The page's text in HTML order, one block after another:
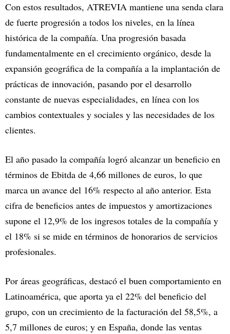
Con estos resultados, ATREVIA mantiene una senda clara
de fuerte progresión a todos los niveles, en la línea
histórica de la compañía. Una progresión basada
fundamentalmente en el crecimiento orgánico, desde la
expansión geográfica de la compañía a la implantación de
prácticas de innovación, pasando por el desarrollo
constante de nuevas especialidades, en línea con los
cambios contextuales y sociales y las necesidades de los
clientes.
El año pasado la compañía logró alcanzar un beneficio en
términos de Ebitda de 4,66 millones de euros, lo que
marca un avance del 16% respecto al año anterior. Esta
cifra de beneficios antes de impuestos y amortizaciones
supone el 12,9% de los ingresos totales de la compañía y
el 18% si se mide en términos de honorarios de servicios
profesionales.
Por áreas geográficas, destacó el buen comportamiento en
Latinoamérica, que aporta ya el 22% del beneficio del
grupo, con un crecimiento de la facturación del 58,5%, a
5,7 millones de euros; y en España, donde las ventas